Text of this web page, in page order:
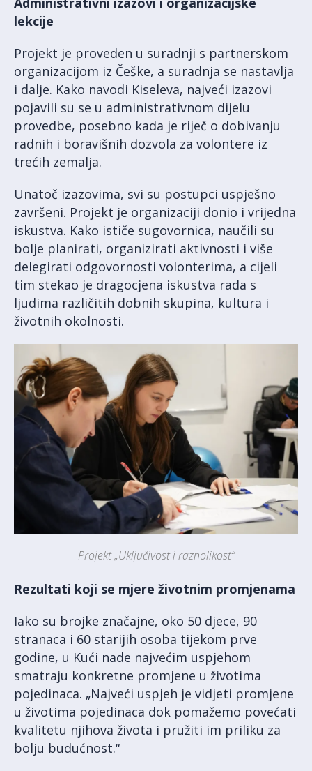
lekcije
Projekt je proveden u suradnji s partnerskom
organizacijom iz Češke, a suradnja se nastavlja
i dalje. Kako navodi Kiseleva, najveći izazovi
pojavili su se u administrativnom dijelu
provedbe, posebno kada je riječ o dobivanju
radnih i boravišnih dozvola za volontere iz
trećih zemalja.
Unatoč izazovima, svi su postupci uspješno
završeni. Projekt je organizaciji donio i vrijedna
iskustva. Kako ističe sugovornica, naučili su
bolje planirati, organizirati aktivnosti i više
delegirati odgovornosti volonterima, a cijeli
tim stekao je dragocjena iskustva rada s
ljudima različitih dobnih skupina, kultura i
životnih okolnosti.
Projekt „Uključivost i raznolikost“
Rezultati koji se mjere životnim promjenama
Iako su brojke značajne, oko 50 djece, 90
stranaca i 60 starijih osoba tijekom prve
godine, u Kući nade najvećim uspjehom
smatraju konkretne promjene u životima
pojedinaca. „Najveći uspjeh je vidjeti promjene
u životima pojedinaca dok pomažemo povećati
kvalitetu njihova života i pružiti im priliku za
bolju budućnost.“